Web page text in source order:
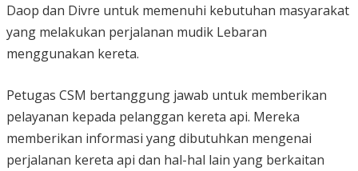
Daop dan Divre untuk memenuhi kebutuhan masyarakat
yang melakukan perjalanan mudik Lebaran
menggunakan kereta.
Petugas CSM bertanggung jawab untuk memberikan
pelayanan kepada pelanggan kereta api. Mereka
memberikan informasi yang dibutuhkan mengenai
perjalanan kereta api dan hal-hal lain yang berkaitan